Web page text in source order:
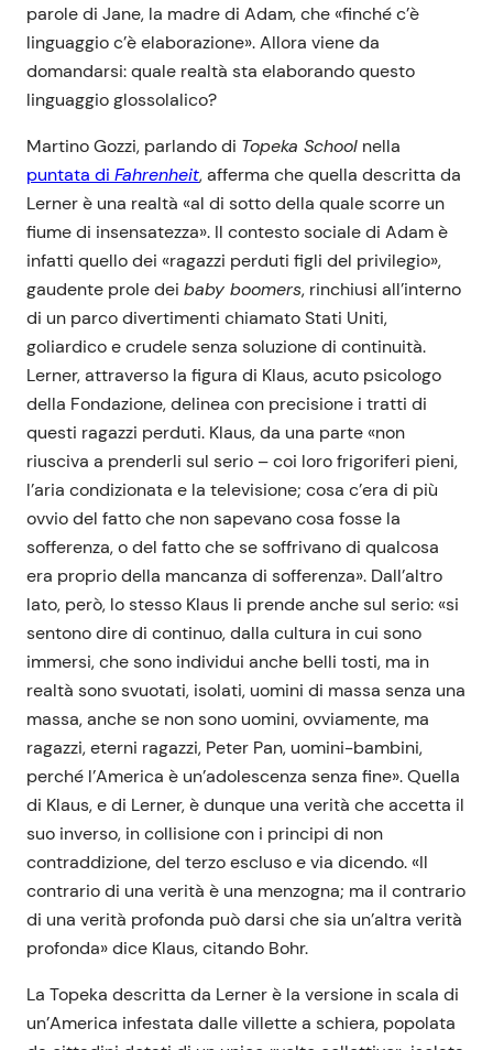
parole di Jane, la madre di Adam, che «finché c’è
linguaggio c’è elaborazione». Allora viene da
domandarsi: quale realtà sta elaborando questo
linguaggio glossolalico?
Martino Gozzi, parlando di Topeka School nella
puntata di Fahrenheit, afferma che quella descritta da
Lerner è una realtà «al di sotto della quale scorre un
fiume di insensatezza». Il contesto sociale di Adam è
infatti quello dei «ragazzi perduti figli del privilegio»,
gaudente prole dei baby boomers, rinchiusi all’interno
di un parco divertimenti chiamato Stati Uniti,
goliardico e crudele senza soluzione di continuità.
Lerner, attraverso la figura di Klaus, acuto psicologo
della Fondazione, delinea con precisione i tratti di
questi ragazzi perduti. Klaus, da una parte «non
riusciva a prenderli sul serio – coi loro frigoriferi pieni,
l’aria condizionata e la televisione; cosa c’era di più
ovvio del fatto che non sapevano cosa fosse la
sofferenza, o del fatto che se soffrivano di qualcosa
era proprio della mancanza di sofferenza». Dall’altro
lato, però, lo stesso Klaus li prende anche sul serio: «si
sentono dire di continuo, dalla cultura in cui sono
immersi, che sono individui anche belli tosti, ma in
realtà sono svuotati, isolati, uomini di massa senza una
massa, anche se non sono uomini, ovviamente, ma
ragazzi, eterni ragazzi, Peter Pan, uomini-bambini,
perché l’America è un’adolescenza senza fine». Quella
di Klaus, e di Lerner, è dunque una verità che accetta il
suo inverso, in collisione con i principi di non
contraddizione, del terzo escluso e via dicendo. «Il
contrario di una verità è una menzogna; ma il contrario
di una verità profonda può darsi che sia un’altra verità
profonda» dice Klaus, citando Bohr.
La Topeka descritta da Lerner è la versione in scala di
un’America infestata dalle villette a schiera, popolata